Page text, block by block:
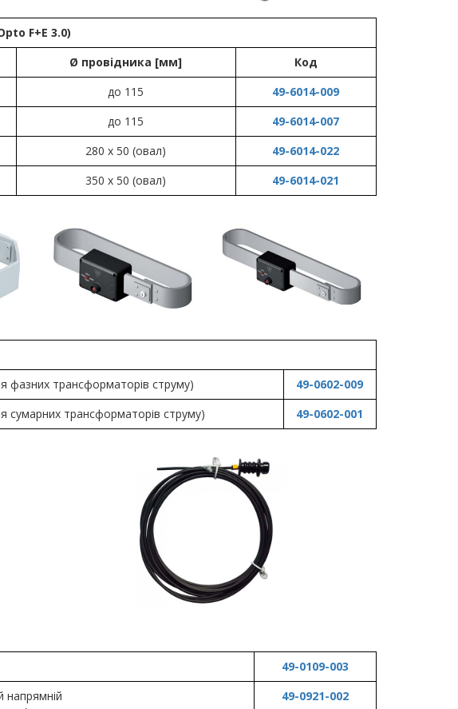
F+E 3.0)
Ø провідника [мм]
Код
до 115
49-6014-009
до 115
49-6014-007
280 х 50 (овал)
49-6014-022
350 х 50 (овал) 49-6014-021
фазних трансформаторів струму)
49-0602-009
трансформаторів струму)
49-0602-001
49-0109-003
напрямній
49-0921-002